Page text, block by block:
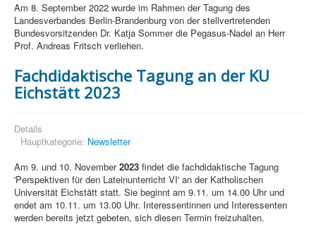
Am 8. September 2022 wurde im Rahmen der Tagung des
Landesverbandes Berlin-Brandenburg von der stellvertretenden
Bundesvorsitzenden Dr. Katja Sommer die Pegasus-Nadel an Herr
Prof. Andreas Fritsch verliehen.
Fachdidaktische Tagung an der KU
Eichstätt 2023
Details
Hauptkategorie: Newsletter
Am 9. und 10. November2023 findet die fachdidaktische Tagung
'Perspektiven für den Lateinunterricht VI' an der Katholischen
Universität Eichstätt statt. Sie beginnt am 9.11. um 14.00 Uhr und
endet am 10.11. um 13.00 Uhr. Interessentinnen und Interessenten
werden bereits jetzt gebeten, sich diesen Termin freizuhalten.